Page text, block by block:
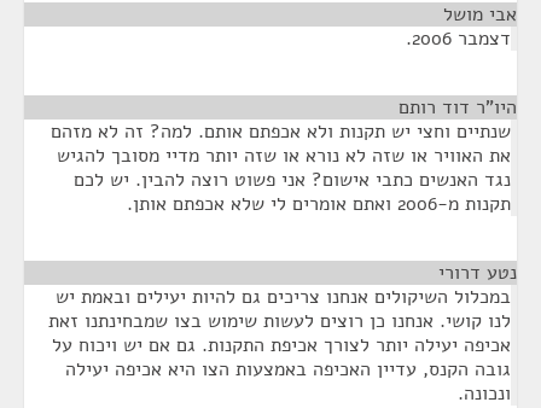
אבי מושל
דצמבר 2006.
היו"ר דוד רותם
שנתיים וחצי יש תקנות ולא אכפתם אותם. למה? זה לא מזהם
את האוויר או שזה לא נורא או שזה יותר מדיי מסובך להגיש
נגד האנשים כתבי אישום? אני פשוט רוצה להבין. יש לכם
תקנות מ-2006 ואתם אומרים לי שלא אכפתם אותן.
נטע דרורי
במכלול השיקולים אנחנו צריכים גם להיות יעילים ובאמת יש
לנו קושי. אנחנו כן רוצים לעשות שימוש בצו שמבחינתנו זאת
אכיפה יעילה יותר לצורך אכיפת התקנות. גם אם יש ויכוח על
גובה הקנס, עדיין האכיפה באמצעות הצו היא אכיפה יעילה
ונכונה.